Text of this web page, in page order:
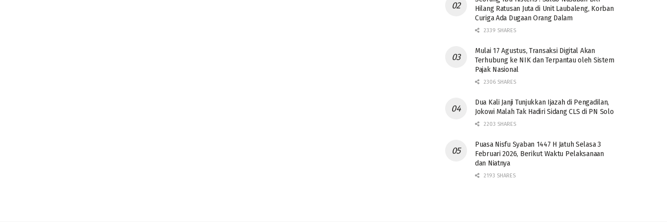
Hilang Ratusan Juta di Unit Laubaleng, Korban
Curiga Ada Dugaan Orang Dalam
2339 SHARES
Mulai 17 Agustus, Transaksi Digital Akan
Terhubung ke NIK dan Terpantau oleh Sistem
Pajak Nasional
2306 SHARES
Dua Kali Janji Tunjukkan Ijazah di Pengadilan,
Jokowi Malah Tak Hadiri Sidang CLS di PN Solo
2203 SHARES
Puasa Nisfu Syaban 1447 H Jatuh Selasa 3
Februari 2026, Berikut Waktu Pelaksanaan
dan Niatnya
2193 SHARES